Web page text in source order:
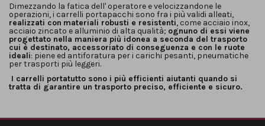
Dimezzando la fatica dell' operatore e velocizzandone le
operazioni, i carrelli portapacchi sono fra i più validi alleati,
realizzati con materiali robusti e resistenti, come acciaio inox,
acciaio zincato e alluminio di alta qualità; ognuno di essi viene
progettato nella maniera più idonea a seconda del trasporto
cui è destinato, accessoriato di conseguenza e con le ruote
ideali: piene ed antiforatura per i carichi pesanti, pneumatiche
per trasporti più leggeri.
I carrelli portatutto sono i più efficienti aiutanti quando si
tratta di garantire un trasporto preciso, efficiente e sicuro.